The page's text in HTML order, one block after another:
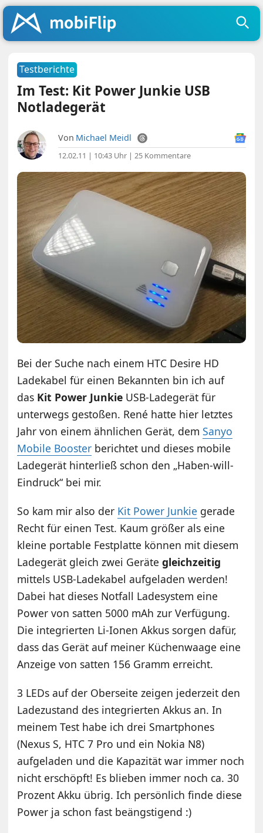
Testberichte
Im Test: Kit Power Junkie USB
Notladegerät
Von Michael Meidl
12.02.11 | 10:43 Uhr |25 Kommentare
Bei der Suche nach einem HTC Desire HD
Ladekabel für einen Bekannten bin ich auf
das Kit Power Junkie USB-Ladegerät für
unterwegs gestoßen. René hatte hier letztes
Jahr von einem ähnlichen Gerät, demSanyo
Mobile Booster berichtet und dieses mobile
Ladegerät hinterließ schon den „Haben-will-
Eindruck“ bei mir.
So kam mir also der Kit Power Junkie gerade
Recht für einen Test. Kaum größer als eine
kleine portable Festplatte können mit diesem
Ladegerät gleich zwei Gerätegleichzeitig
mittels USB-Ladekabel aufgeladen werden!
Dabei hat dieses Notfall Ladesystem eine
Power von satten 5000 mAh zur Verfügung.
Die integrierten Li-Ionen Akkus sorgen dafür,
dass das Gerät auf meiner Küchenwaage eine
Anzeige von satten 156 Gramm erreicht.
3 LEDs auf der Oberseite zeigen jederzeit den
Ladezustand des integrierten Akkus an. In
meinem Test habe ich drei Smartphones
(Nexus S, HTC 7 Pro und ein Nokia N8)
aufgeladen und die Kapazität war immer noch
nicht erschöpft! Es blieben immer noch ca. 30
Prozent Akku übrig. Ich persönlich finde diese
Power ja schon fast beängstigend :)